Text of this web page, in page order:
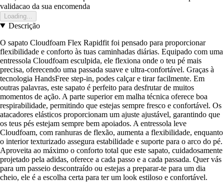
validacao da sua encomenda
Loading...
Descrição
O sapato Cloudfoam Flex Rapidfit foi pensado para proporcionar
flexibilidade e conforto às tuas caminhadas diárias. Equipado com uma
entressola Cloudfoam esculpida, ele flexiona onde o teu pé mais
precisa, oferecendo uma passada suave e ultra-confortável. Graças à
tecnologia HandsFree step-in, podes calçar e tirar facilmente. Em
outras palavras, este sapato é perfeito para desfrutar de muitos
momentos de ação. A parte superior em malha técnica oferece boa
respirabilidade, permitindo que estejas sempre fresco e confortável. Os
atacadores elásticos proporcionam um ajuste ajustável, garantindo que
os teus pés estejam sempre bem apoiados. A entressola leve
Cloudfoam, com ranhuras de flexão, aumenta a flexibilidade, enquanto
o interior texturizado assegura estabilidade e suporte para o arco do pé.
Aproveita ao máximo o conforto total que este sapato, cuidadosamente
projetado pela adidas, oferece a cada passo e a cada passada. Quer vás
para um passeio descontraído ou estejas a preparar-te para um dia
cheio, ele é a escolha certa para ter um look estiloso e confortável.